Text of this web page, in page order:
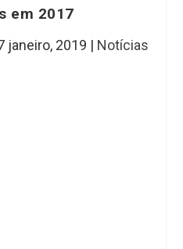
em 2017
janeiro, 2019 | Notícias